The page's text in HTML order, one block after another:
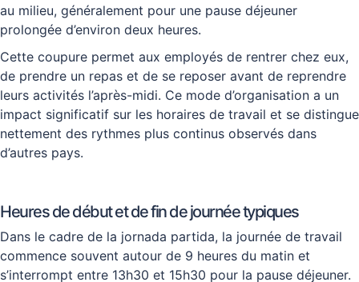
au milieu, généralement pour une pause déjeuner
prolongée d’environ deux heures.
Cette coupure permet aux employés de rentrer chez eux,
de prendre un repas et de se reposer avant de reprendre
leurs activités l’après-midi. Ce mode d’organisation a un
impact significatif sur les horaires de travail et se distingue
nettement des rythmes plus continus observés dans
d’autres pays.
Heures de début et de fin de journée typiques
Dans le cadre de la jornada partida, la journée de travail
commence souvent autour de 9 heures du matin et
s’interrompt entre 13h30 et 15h30 pour la pause déjeuner.